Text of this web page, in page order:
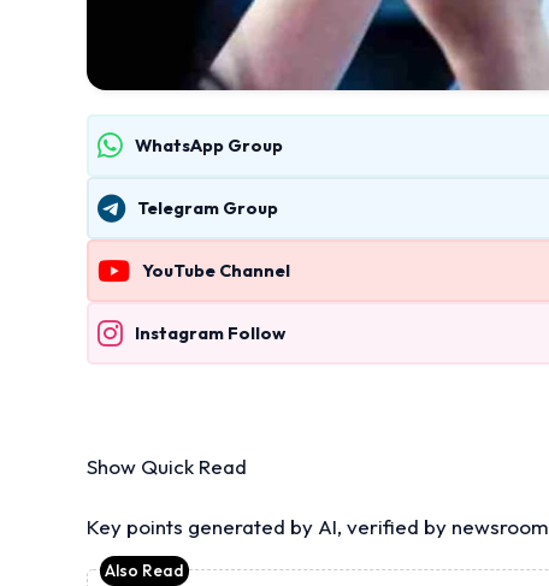
WhatsApp Group
Telegram Group
YouTube Channel
Instagram Follow
Show Quick Read
Key points generated by AI, verified by newsroom